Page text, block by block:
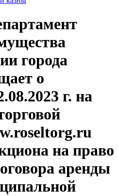
города
о
г. на
на право
аренды